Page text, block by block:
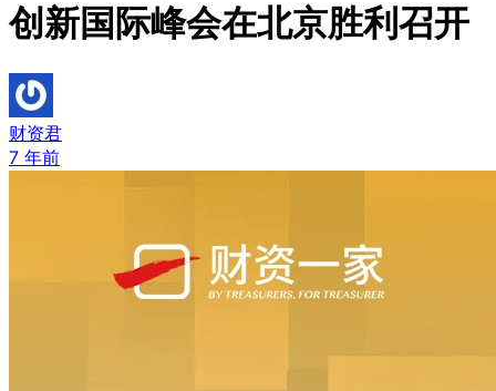
创新国际峰会在北京胜利召开
财资君
7 年前